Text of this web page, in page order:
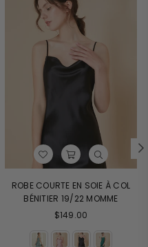
ROBE COURTE EN SOIE À COL
BÉNITIER 19/22 MOMME
$149.00